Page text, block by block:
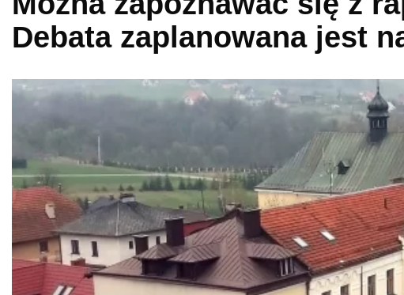
Debata zaplanowana jest